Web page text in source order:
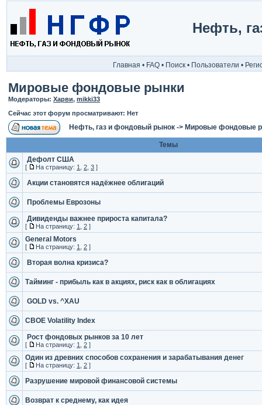
Нефть,
Главная • FAQ • Поиск • Пользователи •
Мировые фондовые рынки
Модераторы: Харви, mikki33
Сейчас этот форум просматривают: Нет
Нефть, газ и фондовый рынок -> Мировые фондовые
Темы
Дефолт США
[ На страницу: 1 2 3 ]
Акции становятся надёжнее облигаций
Проблемы Еврозоны
Дивиденды важнее прироста капитала?
[ На страницу: 1 2 ]
General Motors
[ На страницу: 1 2 ]
Вторая волна кризиса?
Тайминг - прибыль как в акциях, риск как в облигациях
GOLD vs. ^XAU
CBOE Volatility Index
Рост фондовых рынков за 10 лет
[ На страницу: 1 2 ]
Один из древних способов сохранения и зарабатывания денег
[ На страницу: 1 2 ]
Разрушение мировой финансовой системы
Возврат к среднему, как идея